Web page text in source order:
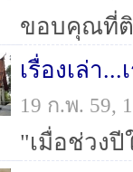
ขอบคุณที่
เรื่องเล่า...
19 ก.พ. 59,